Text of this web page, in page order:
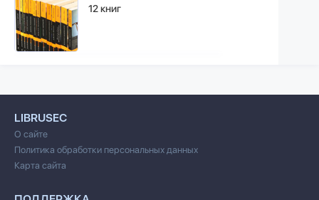
12 книг
LIBRUSEC
О сайте
Политика обработки персональных данных
Карта сайта